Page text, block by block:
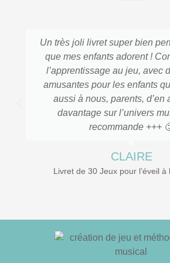
Un très joli livret super bien
que mes enfants adorent !
l’apprentissage au jeu, avec
amusantes pour les enfants
aussi à nous, parents, d’en
davantage sur l’univers
recommande +++
CLAIRE
Livret de 30 Jeux pour l’éveil à